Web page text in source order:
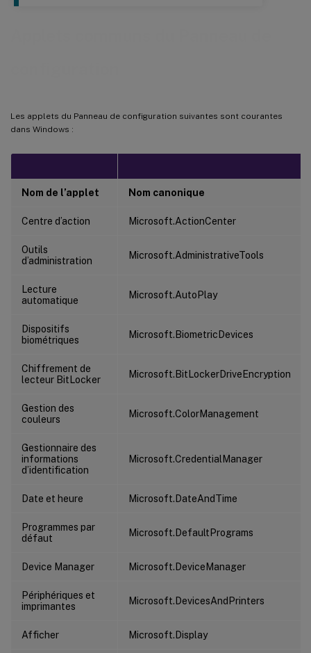
Les applets du Panneau de configuration suivantes sont courantes
dans Windows :
Nom de l’applet Nom canonique
Centre d’action Microsoft.ActionCenter
Outils
d’administration
Microsoft.AdministrativeTools
Lecture
automatique
Microsoft.AutoPlay
Dispositifs
biométriques
Microsoft.BiometricDevices
Chiffrement de
lecteur BitLocker
Microsoft.BitLockerDriveEncryption
Gestion des
couleurs
Microsoft.ColorManagement
Gestionnaire des
informations
d’identification
Microsoft.CredentialManager
Date et heure Microsoft.DateAndTime
Programmes par
défaut
Microsoft.DefaultPrograms
Device Manager Microsoft.DeviceManager
Périphériques et
imprimantes
Microsoft.DevicesAndPrinters
Afficher Microsoft.Display